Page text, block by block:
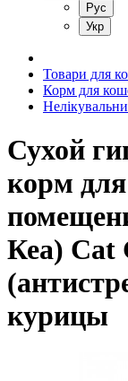
Рус
Укр
Товари для
Корм для
Сухой
корм
Кеа) Cat
курицы